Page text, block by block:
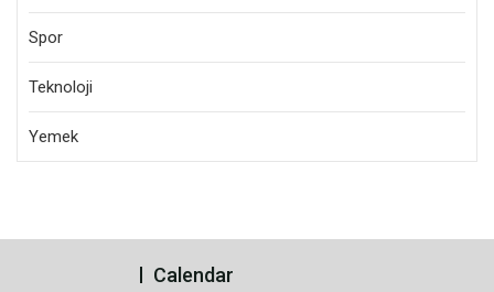
Spor
Teknoloji
Yemek
Calendar